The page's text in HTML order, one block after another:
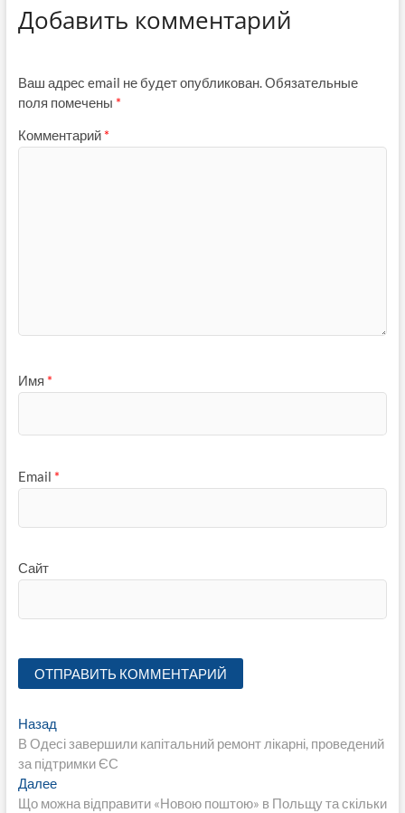
Добавить комментарий
Ваш адрес email не будет опубликован.Обязательные
поля помечены *
Комментарий *
Имя *
Email *
Сайт
Навигация
по
записям
НазадПредыдущая
запись:
В Одесі завершили капітальний ремонт лікарні, проведений
за підтримки ЄС
ДалееСледующая
запись:
Що можна відправити «Новою поштою» в Польщу та скільки